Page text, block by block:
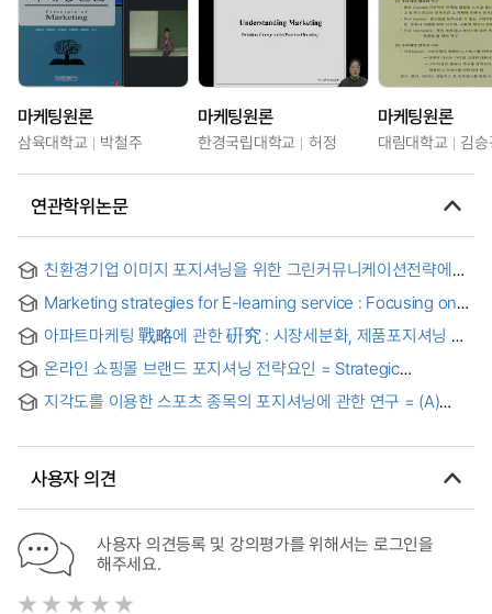
마케팅원론
삼육대학교 박철주
마케팅원론
한경국립대학교 허정
마케팅원론
대림대학교 김
연관학위논문
친환경기업 이미지 포지셔닝을 위한 그린커뮤니케이션전략에
make the Nature-Friendly Firm Image Positioning
Marketing strategies for E-learning service : Focusing on
launching an online education program : 온라인 교육
프로그램의 런칭을 중심으로 = 이러닝 서비스의 대한 마케팅
전략
아파트마케팅 戰略에 관한 硏究 : 시장세분화, 제품포지셔닝 및
Condominium Marketing Strategy : Focused on Market
Segmentation, Positioning and 4' Ps Marketing Mix
Strategy
온라인 쇼핑몰 브랜드 포지셔닝 전략요인 = Strategic
positioning
지각도를 이용한 스포츠 종목의 포지셔닝에 관한 연구 = (A)
사용자 의견
사용자 의견등록 및 강의평가를 위해서는 로그인을
해주세요.